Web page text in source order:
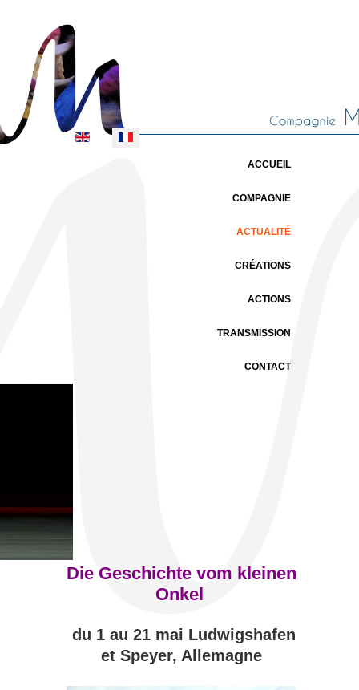
Sélectionnez votre langue
ACCUEIL
COMPAGNIE
ACTUALITÉ
CRÉATIONS
ACTIONS
TRANSMISSION
CONTACT
Die Geschichte vom kleinen
Onkel
du 1 au 21 mai Ludwigshafen
et Speyer, Allemagne